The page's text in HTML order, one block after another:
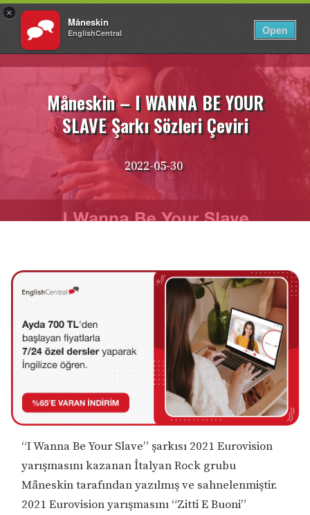
×
Måneskin
EnglishCentral Open
Giriş Yap TR
İçeriğe
atla
Måneskin – I WANNA BE YOUR
SLAVE Şarkı Sözleri Çeviri
2022-05-30
“I Wanna Be Your Slave” şarkısı 2021 Eurovision
yarışmasını kazanan İtalyan Rock grubu
Måneskin tarafından yazılmış ve sahnelenmiştir.
2021 Eurovision yarışmasını “Zitti E Buoni”